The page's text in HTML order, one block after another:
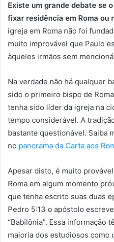
Existe um grande debate se
fixar residência em Roma ou
igreja em Roma não foi
muito improvável que Paulo
àqueles irmãos sem
Na verdade não há qualquer
sido o primeiro bispo de
tenha sido líder da igreja na
tempo considerável. A
bastante questionável. Saiba
no panorama da Carta aos
Apesar disto, é muito
Roma em algum momento
que tenha escrito suas duas
Pedro 5:13 o apóstolo
“Babilônia”. Essa informação
maioria dos estudiosos como